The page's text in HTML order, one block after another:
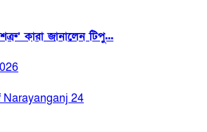
কারা জানালেন টিপু...
Narayanganj 24